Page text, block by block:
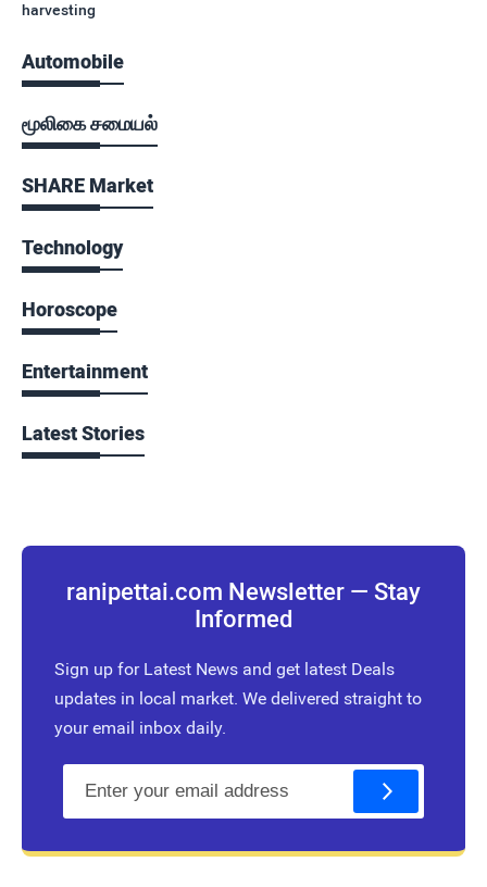
harvesting
Automobile
மூலிகை சமையல்
SHARE Market
Technology
Horoscope
Entertainment
Latest Stories
ranipettai.com Newsletter — Stay
Informed
Sign up for Latest News and get latest Deals
updates in local market. We delivered straight to
your email inbox daily.